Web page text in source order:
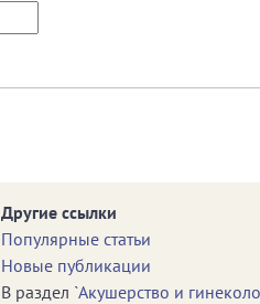
Другие ссылки
Популярные статьи
Новые публикации
В раздел `Акушерство и